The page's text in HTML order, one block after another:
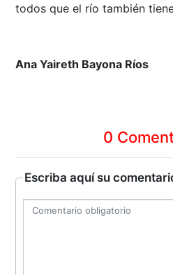
todos que el río también
Ana Yaireth Bayona Ríos
0
Escriba aquí su